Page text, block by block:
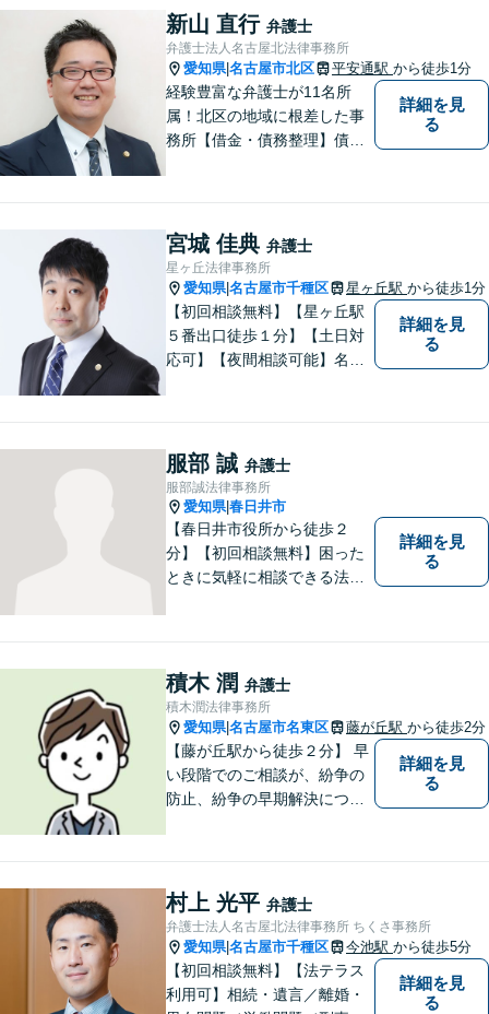
新山 直行 弁護士
弁護士法人名古屋北法律事務所
愛知県|名古屋市北区 平安通駅 から徒歩1分
経験豊富な弁護士が11名所
属！北区の地域に根差した事
務所【借金・債務整理】債務
対応【相続・遺言】他士業と
も連携【平安通駅1分】
詳細を見
る
宮城 佳典 弁護士
星ヶ丘法律事務所
愛知県|名古屋市千種区 星ヶ丘駅 から徒歩1分
【初回相談無料】【星ヶ丘駅
５番出口徒歩１分】【土日対
応可】【夜間相談可能】名古
詳細を見
る
服部 誠 弁護士
服部誠法律事務所
愛知県|春日井市
【春日井市役所から徒歩２
分】【初回相談無料】困った
ときに気軽に相談できる法律
できる弁護士を目指していま
す。
詳細を見
る
積木 潤 弁護士
積木潤法律事務所
愛知県|名古屋市名東区 藤が丘駅 から徒歩2分
【藤が丘駅から徒歩２分】 早
い段階でのご相談が、紛争の
防止、紛争の早期解決につな
詳細を見
る
村上 光平 弁護士
弁護士法人名古屋北法律事務所 ちくさ事務所
愛知県|名古屋市千種区 今池駅 から徒歩5分
【初回相談無料】【法テラス
利用可】相続・遺言／離婚・
詳細を見
る